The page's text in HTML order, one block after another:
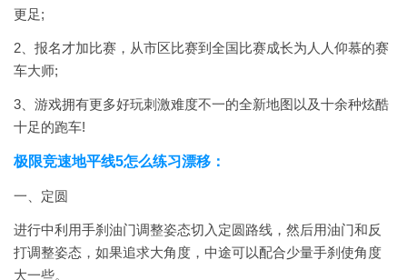
更足;
2、报名才加比赛，从市区比赛到全国比赛成长为人人仰慕的赛
车大师;
3、游戏拥有更多好玩刺激难度不一的全新地图以及十余种炫酷
十足的跑车!
极限竞速地平线5怎么练习漂移：
一、定圆
进行中利用手刹油门调整姿态切入定圆路线，然后用油门和反
打调整姿态，如果追求大角度，中途可以配合少量手刹使角度
大一些。